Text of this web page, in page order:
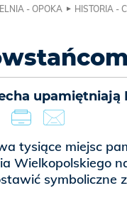
- OPOKA HISTORIA -
tysiące miejsc
Wielkopolskiego
symboliczne